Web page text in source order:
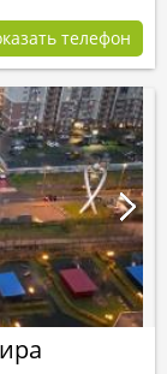
телефон